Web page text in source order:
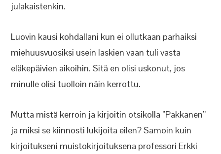
julakaistenkin.
Luovin kausi kohdallani kun ei ollutkaan parhaiksi
miehuusvuosiksi usein laskien vaan tuli vasta
eläkepäivien aikoihin. Sitä en olisi uskonut, jos
minulle olisi tuolloin näin kerrottu.
Mutta mistä kerroin ja kirjoitin otsikolla ”Pakkanen”
ja miksi se kiinnosti lukijoita eilen? Samoin kuin
kirjoitukseni muistokirjoituksena professori Erkki